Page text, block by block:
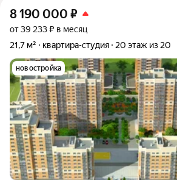
8 190 000 ₽
от 39 233 ₽ в месяц
21,7 м²
квартира-студия 20 этаж из 20
новостройка